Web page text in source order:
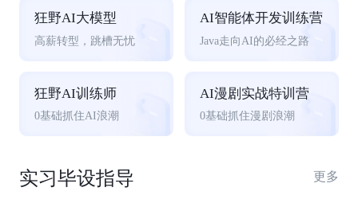
狂野AI大模型
高薪转型，跳槽无忧
AI智能体开发训练营
Java走向AI的必经之路
狂野AI训练师
0基础抓住AI浪潮
AI漫剧实战特训营
0基础抓住漫剧浪潮
实习毕设指导 更多